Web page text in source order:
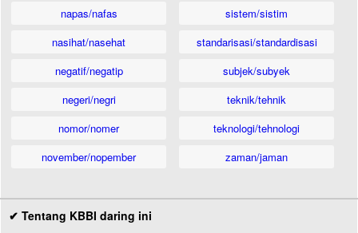
napas/nafas
nasihat/nasehat
negatif/negatip
negeri/negri
nomor/nomer
november/nopember
sistem/sistim
standarisasi/standardisasi
subjek/subyek
teknik/tehnik
teknologi/tehnologi
zaman/jaman
✔ Tentang KBBI daring ini